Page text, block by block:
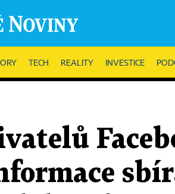
TECH REALITY INVESTICE